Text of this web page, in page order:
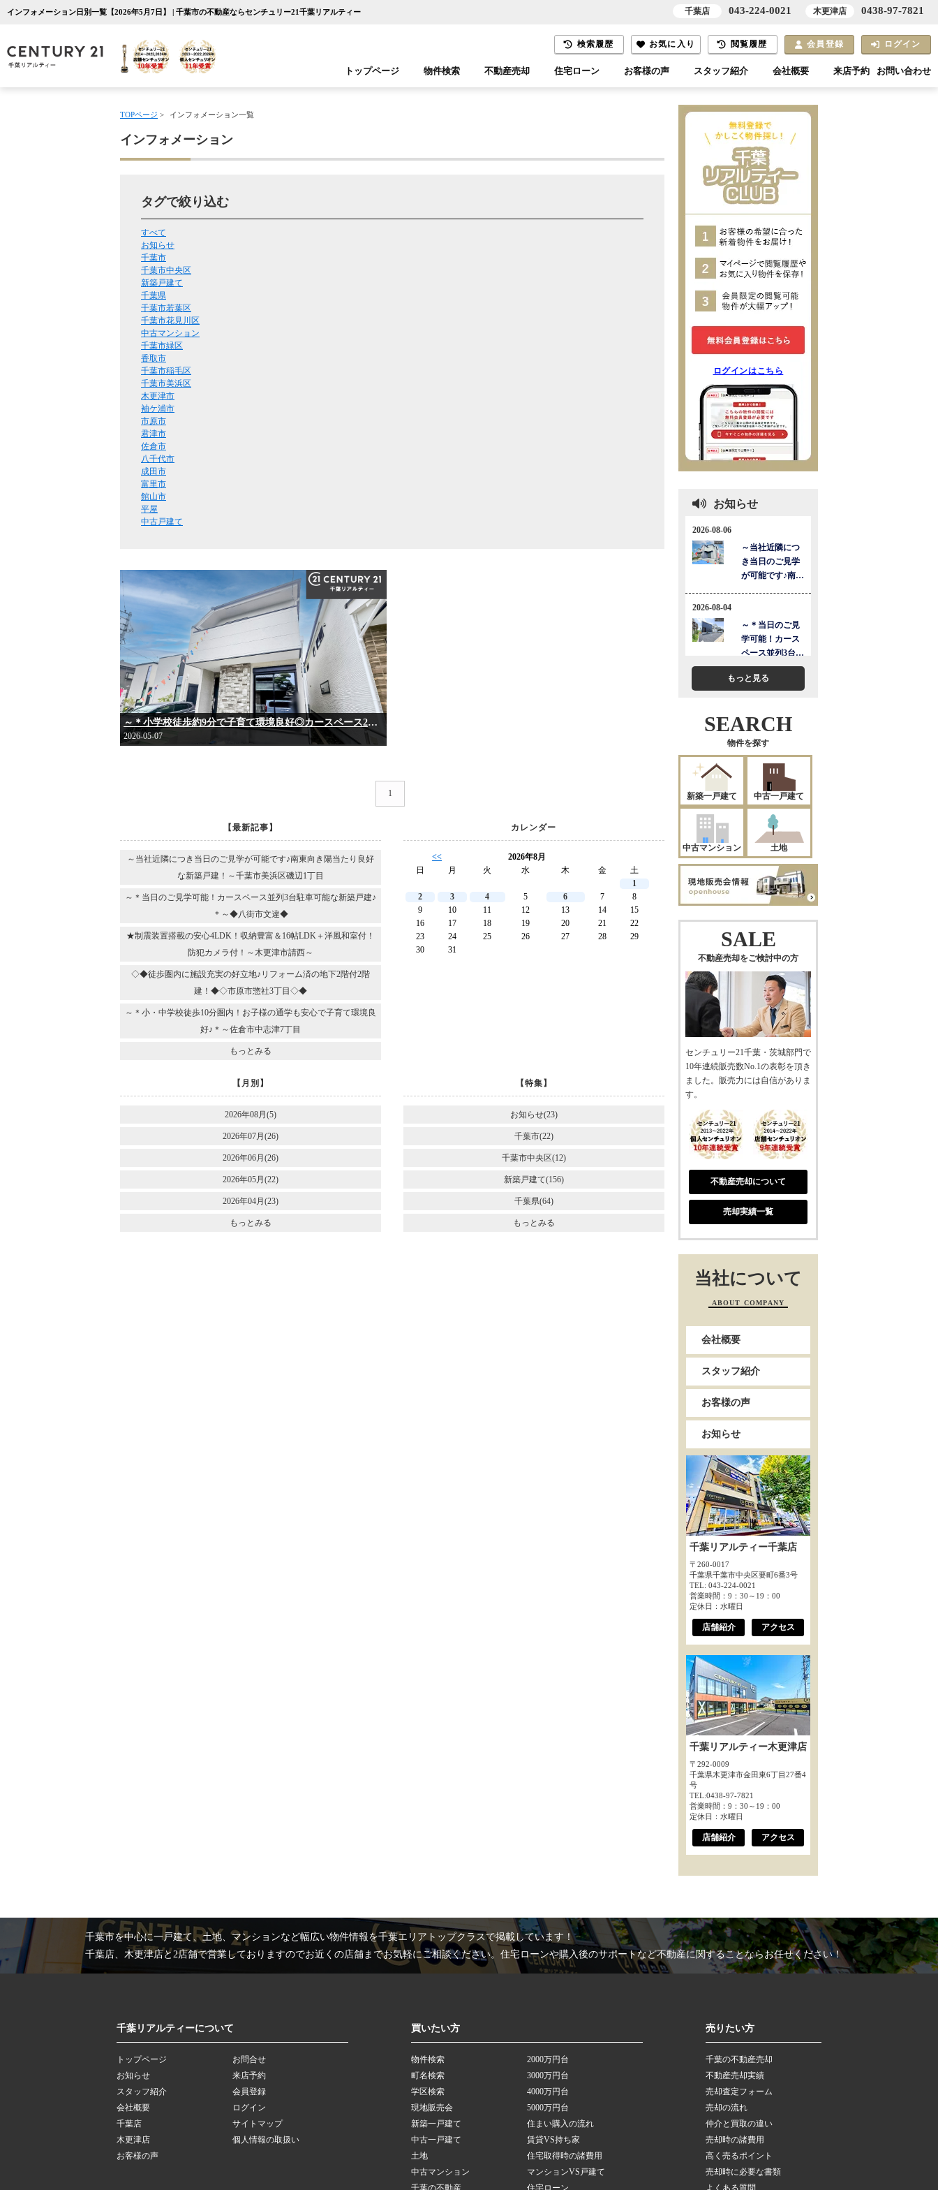
インフォメーション日別一覧【2026年5月7日】 | 千葉市の不動産ならセンチュリー21千葉リアルティー
検索履歴 お気に入り 閲覧履歴 会員登録 ログイン
トップページ 物件検索 不動産売却 住宅ローン お客様の声 スタッフ紹介 会社概要 来店予約 お問い合わせ
TOPページ > インフォメーション一覧
インフォメーション
タグで絞り込む
すべて
お知らせ
千葉市
千葉市中央区
新築戸建て
千葉県
千葉市若葉区
千葉市花見川区
中古マンション
千葉市緑区
香取市
千葉市稲毛区
千葉市美浜区
木更津市
袖ケ浦市
市原市
君津市
佐倉市
八千代市
成田市
富里市
館山市
平屋
中古戸建て
～＊小学校徒歩約9分で子育て環境良好◎カースペース2台分の新築戸建♪＊～◆習志野市藤崎2丁目◆
2026-05-07
1
【最新記事】
～当社近隣につき当日のご見学が可能です♪南東向き陽当たり良好
な新築戸建！～千葉市美浜区磯辺1丁目
～＊当日のご見学可能！カースペース並列3台駐車可能な新築戸建♪
＊～◆八街市文違◆
★制震装置搭載の安心4LDK！収納豊富＆16帖LDK＋洋風和室付！
防犯カメラ付！～木更津市請西～
◇◆徒歩圏内に施設充実の好立地♪リフォーム済の地下2階付2階
建！◆◇市原市惣社3丁目◇◆
～＊小・中学校徒歩10分圏内！お子様の通学も安心で子育て環境良
好♪＊～佐倉市中志津7丁目
もっとみる
カレンダー
<<
2026年8月
日
月 火 水 木 金
土
1
2
3 4 5 6 7
8
9
10 11 12 13 14
15
16
17 18 19 20 21
22
23
24 25 26 27 28
29
30
31
【月別】
2026年08月(5)
2026年07月(26)
2026年06月(26)
2026年05月(22)
2026年04月(23)
もっとみる
【特集】
お知らせ(23)
千葉市(22)
千葉市中央区(12)
新築戸建て(156)
千葉県(64)
もっとみる
ログインはこちら
お知らせ
もっと見る
SEARCH
物件を探す
新築一戸建て 中古一戸建て
中古マンション 土地
SALE
不動産売却をご検討中の方
センチュリー21千葉・茨城部門で
10年連続販売数No.1の表彰を頂き
ました。販売力には自信がありま
す。
不動産売却について
売却実績一覧
当社について
ABOUT COMPANY
会社概要
スタッフ紹介
お客様の声
お知らせ
千葉リアルティー千葉店
〒260-0017
千葉県千葉市中央区要町6番3号
TEL: 043-224-0021
営業時間：9：30～19：00
定休日：水曜日
店舗紹介 アクセス
千葉リアルティー木更津店
〒292-0009
千葉県木更津市金田東6丁目27番4
号
TEL:0438-97-7821
営業時間：9：30～19：00
定休日：水曜日
店舗紹介 アクセス
千葉市を中心に一戸建て、土地、マンションなど幅広い物件情報を千葉エリアトップクラスで掲載しています！
千葉店、木更津店と2店舗で営業しておりますのでお近くの店舗までお気軽にご相談ください。住宅ローンや購入後のサポートなど不動産に関することならお任せください！
千葉リアルティーについて
トップページ
お知らせ
スタッフ紹介
会社概要
千葉店
木更津店
お客様の声
お問合せ
来店予約
会員登録
ログイン
サイトマップ
個人情報の取扱い
買いたい方
物件検索
町名検索
学区検索
現地販売会
新築一戸建て
中古一戸建て
土地
中古マンション
千葉の不動産
2000万円台
3000万円台
4000万円台
5000万円台
住まい購入の流れ
賃貸VS持ち家
住宅取得時の諸費用
マンションVS戸建て
住宅ローン
売りたい方
千葉の不動産売却
不動産売却実績
売却査定フォーム
売却の流れ
仲介と買取の違い
売却時の諸費用
高く売るポイント
売却時に必要な書類
よくある質問
千葉店 043-224-0021 木更津店 0438-97-7821